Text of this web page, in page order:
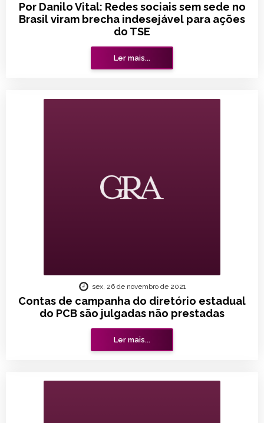
Por Danilo Vital: Redes sociais sem sede no
Brasil viram brecha indesejável para ações
do TSE
Ler mais...
Contas de campanha do diretório estadual
do PCB são julgadas não prestadas
sex, 26 de novembro de 2021
Ler mais...